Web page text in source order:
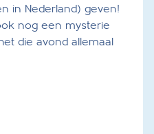
in Nederland) geven!
nog een mysterie
die avond allemaal